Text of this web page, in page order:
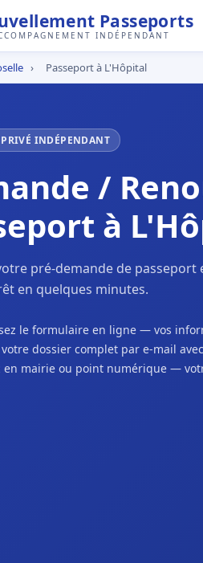
Passeports
INDÉPENDANT
› Passeport à L'Hôpital
PRIVÉ INDÉPENDANT
/
à
pré-demande de
en quelques minutes.
le formulaire en ligne — vos
votre dossier complet par e-mail
en mairie ou point numérique —